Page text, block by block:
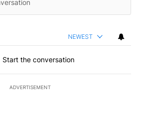
NEWEST
Start the conversation
ADVERTISEMENT